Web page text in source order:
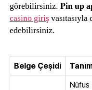
görebilirsiniz. Pin up
casino giriş
edebilirsiniz.
Belge Çeşidi
Nüfus